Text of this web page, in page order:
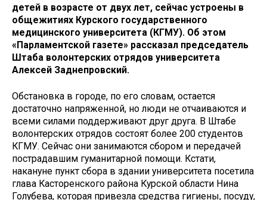
детей в возрасте от двух лет, сейчас устроены в
общежитиях Курского государственного
медицинского университета (КГМУ). Об этом
«Парламентской газете» рассказал председатель
Штаба волонтерских отрядов университета
Алексей Заднепровский.
Обстановка в городе, по его словам, остается
достаточно напряженной, но люди не отчаиваются и
всеми силами поддерживают друг друга. В Штабе
волонтерских отрядов состоят более 200 студентов
КГМУ. Сейчас они занимаются сбором и передачей
пострадавшим гуманитарной помощи. Кстати,
накануне пункт сбора в здании университета посетила
глава Касторенского района Курской области Нина
Голубева, которая привезла средства гигиены, посуду,